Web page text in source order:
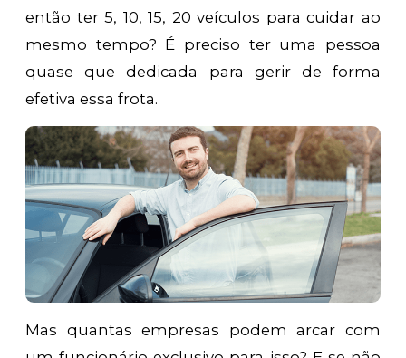
então ter 5, 10, 15, 20 veículos para cuidar ao
mesmo tempo? É preciso ter uma pessoa
quase que dedicada para gerir de forma
efetiva essa frota.
Mas quantas empresas podem arcar com